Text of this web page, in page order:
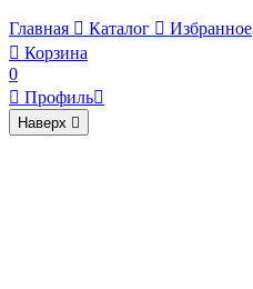
Главная  Каталог  Избранное
 Корзина
0
 Профиль
Наверх 